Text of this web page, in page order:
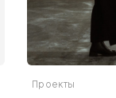
Проекты